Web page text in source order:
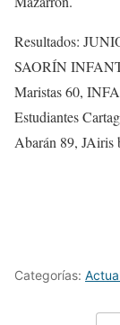
Resultados:
SAORÍN
Maristas 60,
Estudiantes
Abarán 89,
Categorías: